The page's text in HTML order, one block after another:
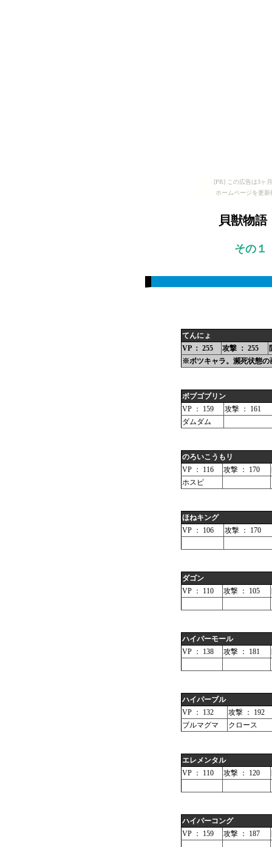
[PR] この広告は3ヶ
ホームページを更
貝獣物
その１
てんにょ
VP ： 255
攻撃 ： 255
※ボツキャラ。瀕死状態の
ボブゴブリン
VP ： 159
攻撃 ： 161
ダムダム
のろいこうもリ
VP ： 116
攻撃 ： 170
ホスピ
ほねキング
VP ： 106
攻撃 ： 170
ダゴン
VP ： 110
攻撃 ： 105
ハイパーモール
VP ： 138
攻撃 ： 181
ハイパーブル
VP ： 132
攻撃 ： 192
ブルマグマ
クロース
エレメンタル
VP ： 110
攻撃 ： 120
ハイパーコング
VP ： 159
攻撃 ： 187